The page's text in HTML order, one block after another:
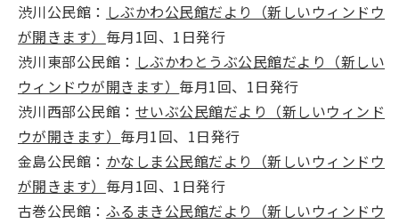
渋川公民館： しぶかわ公民館だより（新しいウィンドウ
が開きます） 毎月1回、1日発行
渋川東部公民館： しぶかわとうぶ公民館だより（新しい
ウィンドウが開きます） 毎月1回、1日発行
渋川西部公民館： せいぶ公民館だより（新しいウィンド
ウが開きます） 毎月1回、1日発行
金島公民館： かなしま公民館だより（新しいウィンドウ
が開きます） 毎月1回、1日発行
古巻公民館： ふるまき公民館だより（新しいウィンドウ